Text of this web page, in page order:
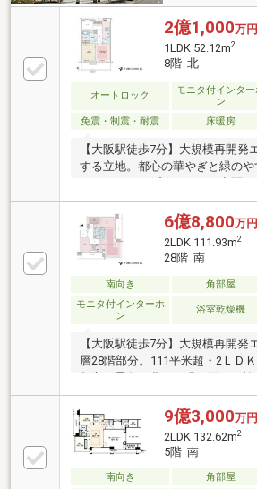
2億1,000万円
1LDK 52.12m2
8階 北
オートロック
モニタ付インター
ン
免震・制震・耐震 床暖房
【大阪駅徒歩7分】大規模再開発
する立地。都心の華やぎと緑のや
た、ゆとりのプライベート空間。
6億8,800万円
2LDK 111.93m2
28階 南
南向き 角部屋
モニタ付インターホ
ン
浴室乾燥機
【大阪駅徒歩7分】大規模再開発
層28階部分。111平米超・2ＬＤ
都心の景色と豊かな緑を同時に愉
を。
9億3,000万円
2LDK 132.62m2
5階 南
南向き 角部屋